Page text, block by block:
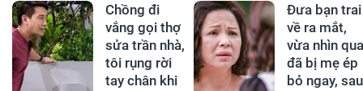
Chồng đi
vắng gọi thợ
sửa trần nhà,
tôi rụng rời
tay chân khi
Đưa bạn trai
về ra mắt,
vừa nhìn qua
đã bị mẹ ép
bỏ ngay, sau